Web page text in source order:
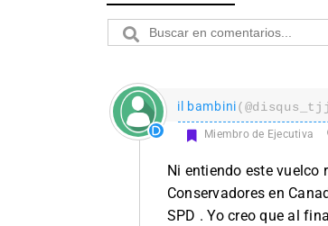
il bambini
Miembro de Ejecutiva
Ni entiendo este vuelco
Conservadores en
SPD . Yo creo que al